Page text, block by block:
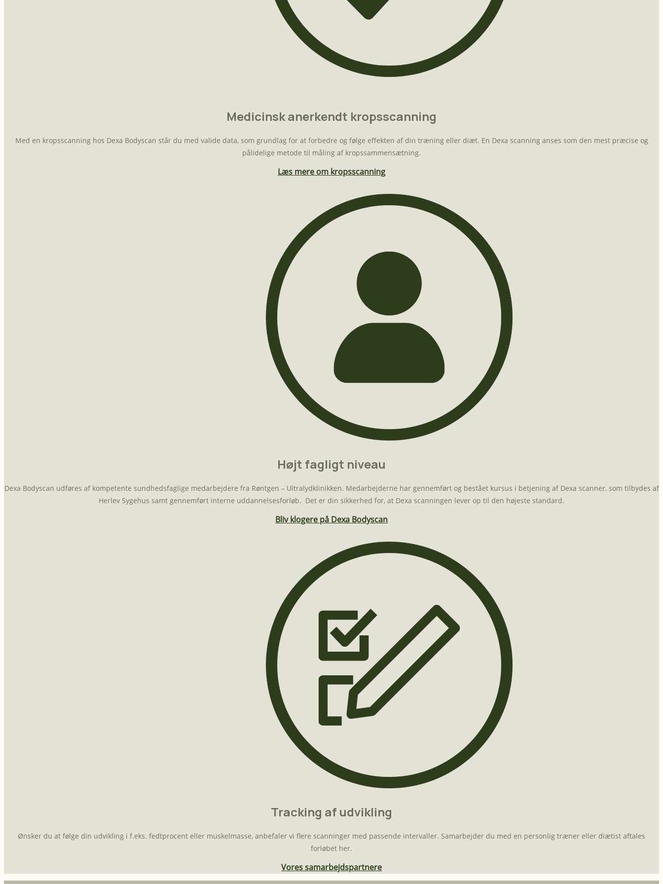
Medicinsk anerkendt kropsscanning
Med en kropsscanning hos Dexa Bodyscan står du med valide data, som grundlag for at forbedre og følge effekten af din træning eller diæt. En Dexa scanning anses som den mest præcise og
pålidelige metode til måling af kropssammensætning.
Læs mere om kropsscanning
Højt fagligt niveau
Dexa Bodyscan udføres af kompetente sundhedsfaglige medarbejdere fra Røntgen – Ultralydklinikken. Medarbejderne har gennemført og bestået kursus i betjening af Dexa scanner, som tilbydes af
Herlev Sygehus samt gennemført interne uddannelsesforløb. Det er din sikkerhed for, at Dexa scanningen lever op til den højeste standard.
Bliv klogere på Dexa Bodyscan
Tracking af udvikling
Ønsker du at følge din udvikling i f.eks. fedtprocent eller muskelmasse, anbefaler vi flere scanninger med passende intervaller. Samarbejder du med en personlig træner eller diætist aftales
forløbet her.
Vores samarbejdspartnere